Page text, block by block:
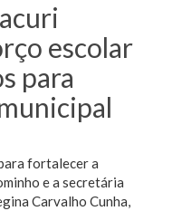
escolar
para
fortalecer a
e a secretária
Carvalho Cunha,